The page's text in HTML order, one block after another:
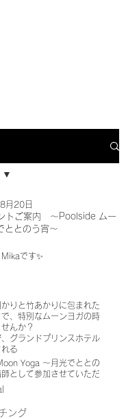
ング
トご案内 〜Poolside ムー
ととのう宵～
月20日
です✨
りと竹あかりに包まれた
、特別なムーンヨガの時
せんか？
グランドプリンスホテル
れる
Yoga ～月光でととの
として参加させていただ